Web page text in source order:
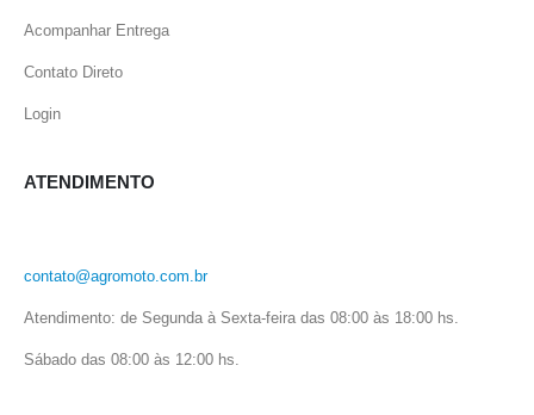
Acompanhar Entrega
Contato Direto
Login
ATENDIMENTO
contato@agromoto.com.br
Atendimento: de Segunda à Sexta-feira das 08:00 às 18:00 hs.
Sábado das 08:00 às 12:00 hs.